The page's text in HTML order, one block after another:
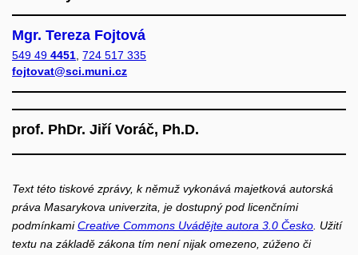
Mgr. Tereza Fojtová
549 49 4451, 724 517 335
fojtovat@sci.muni.cz
prof. PhDr. Jiří Voráč, Ph.D.
Text této tiskové zprávy, k němuž vykonává majetková autorská
práva Masarykova univerzita, je dostupný pod licenčními
podmínkamiCreative Commons Uvádějte autora 3.0 Česko. Užití
textu na základě zákona tím není nijak omezeno, zúženo či